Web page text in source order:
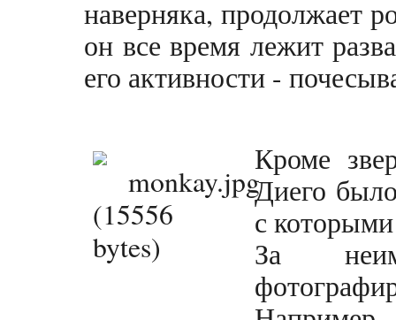
наверняка, продолжает
он все время лежит
его активности -
Кроме
Диего
с
За